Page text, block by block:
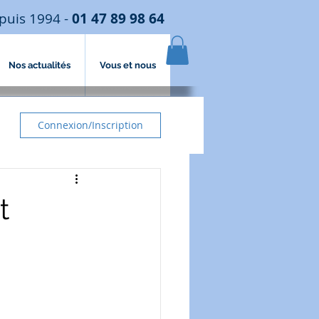
1994 -01 47 89 98 64
Nos actualités Vous et nous
Connexion/Inscription